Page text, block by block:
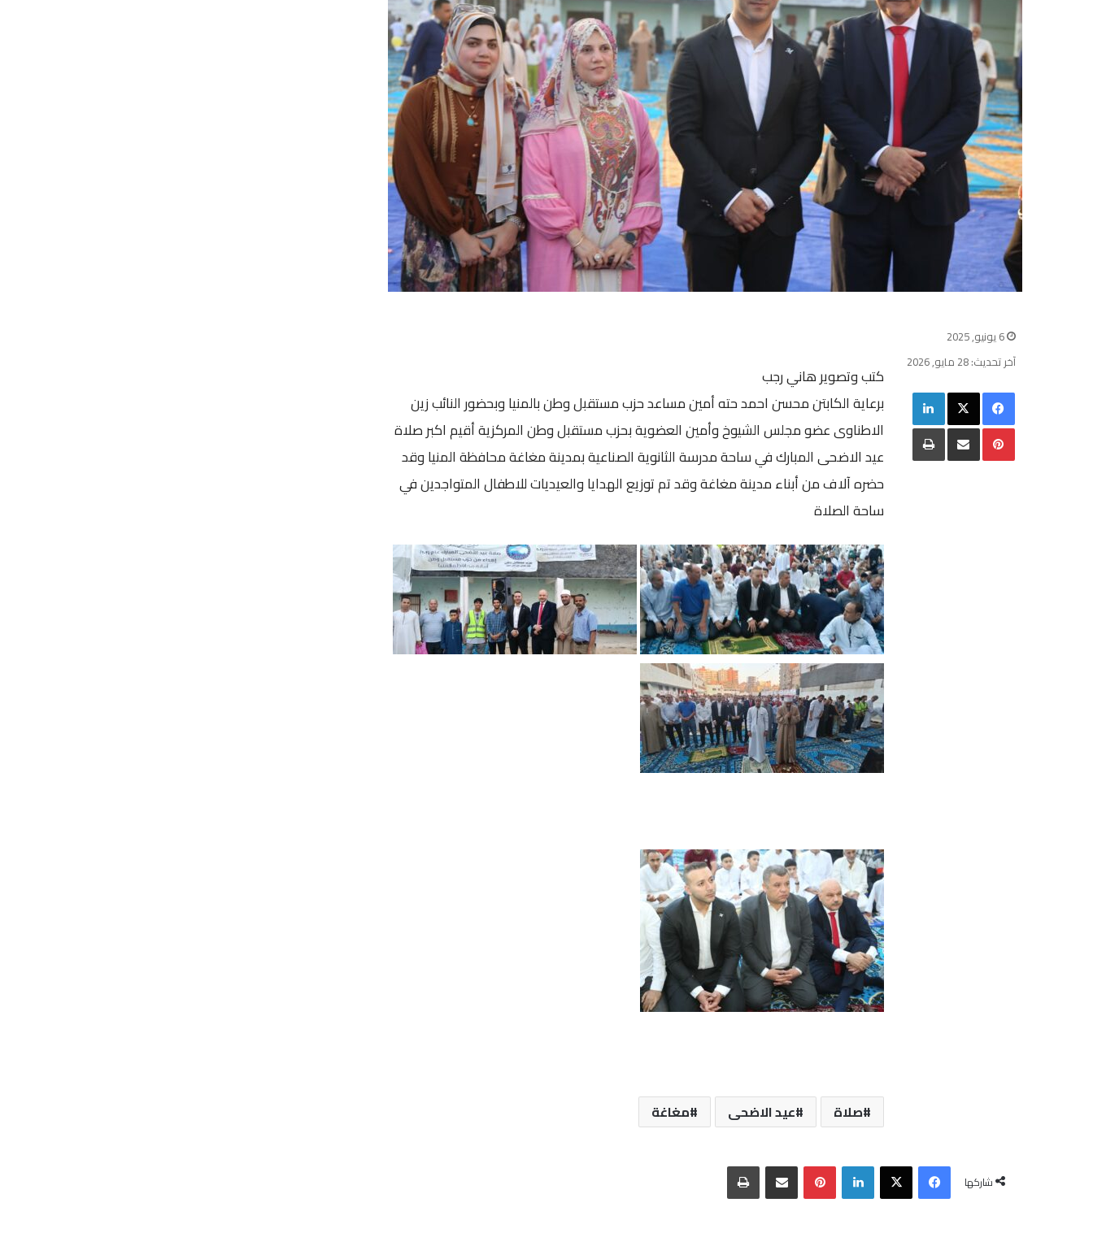
كتب وتصوير هاني رجب
برعاية الكابتن محسن احمد حته أمين مساعد حزب مستقبل وطن بالمنيا وبحضور النائب زين
الاطناوى عضو مجلس الشيوخ وأمين العضوية بحزب مستقبل وطن المركزية أقيم اكبر صلاة
عيد الاضحى المبارك في ساحة مدرسة الثانوية الصناعية بمدينة مغاغة محافظة المنيا وقد
حضره آلاف من أبناء مدينة مغاغة وقد تم توزيع الهدايا والعيديات للاطفال المتواجدين في
ساحة الصلاة
صلاة عيد الاضحى مغاغة
6 يونيو, 2025
آخر تحديث: 28 مايو, 2026
فيسبوك‫X
لينكدإن
بينتيريستمشاركة عبر البريد طباعة
شاركها
فيسبوك‫X لينكدإن بينتيريستمشاركة عبر البريد طباعة